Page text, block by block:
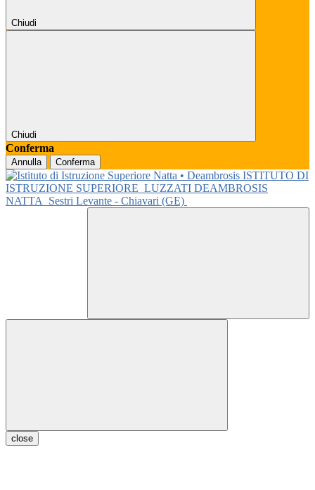
Chiudi
Chiudi
Conferma
Annulla Conferma
ISTITUTO DI
ISTRUZIONE SUPERIORE LUZZATI DEAMBROSIS
NATTA
Sestri Levante - Chiavari (GE)
close